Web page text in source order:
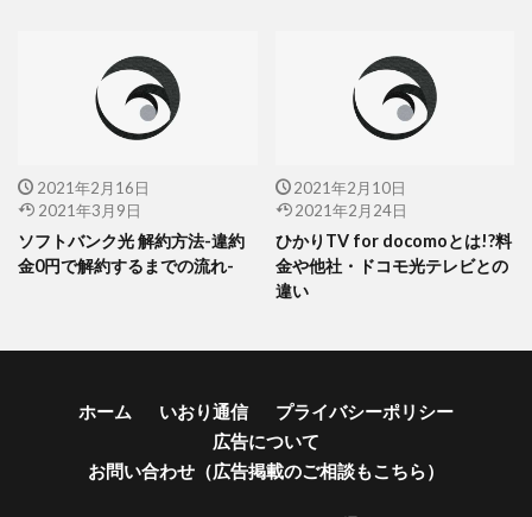
2021年2月16日
2021年3月9日
ソフトバンク光 解約方法-違約
金0円で解約するまでの流れ-
2021年2月10日
2021年2月24日
ひかりTV for docomoとは!?料
金や他社・ドコモ光テレビとの
違い
ホーム いおり通信
プライバシーポリシー
広告について
お問い合わせ（広告掲載のご相談もこちら）